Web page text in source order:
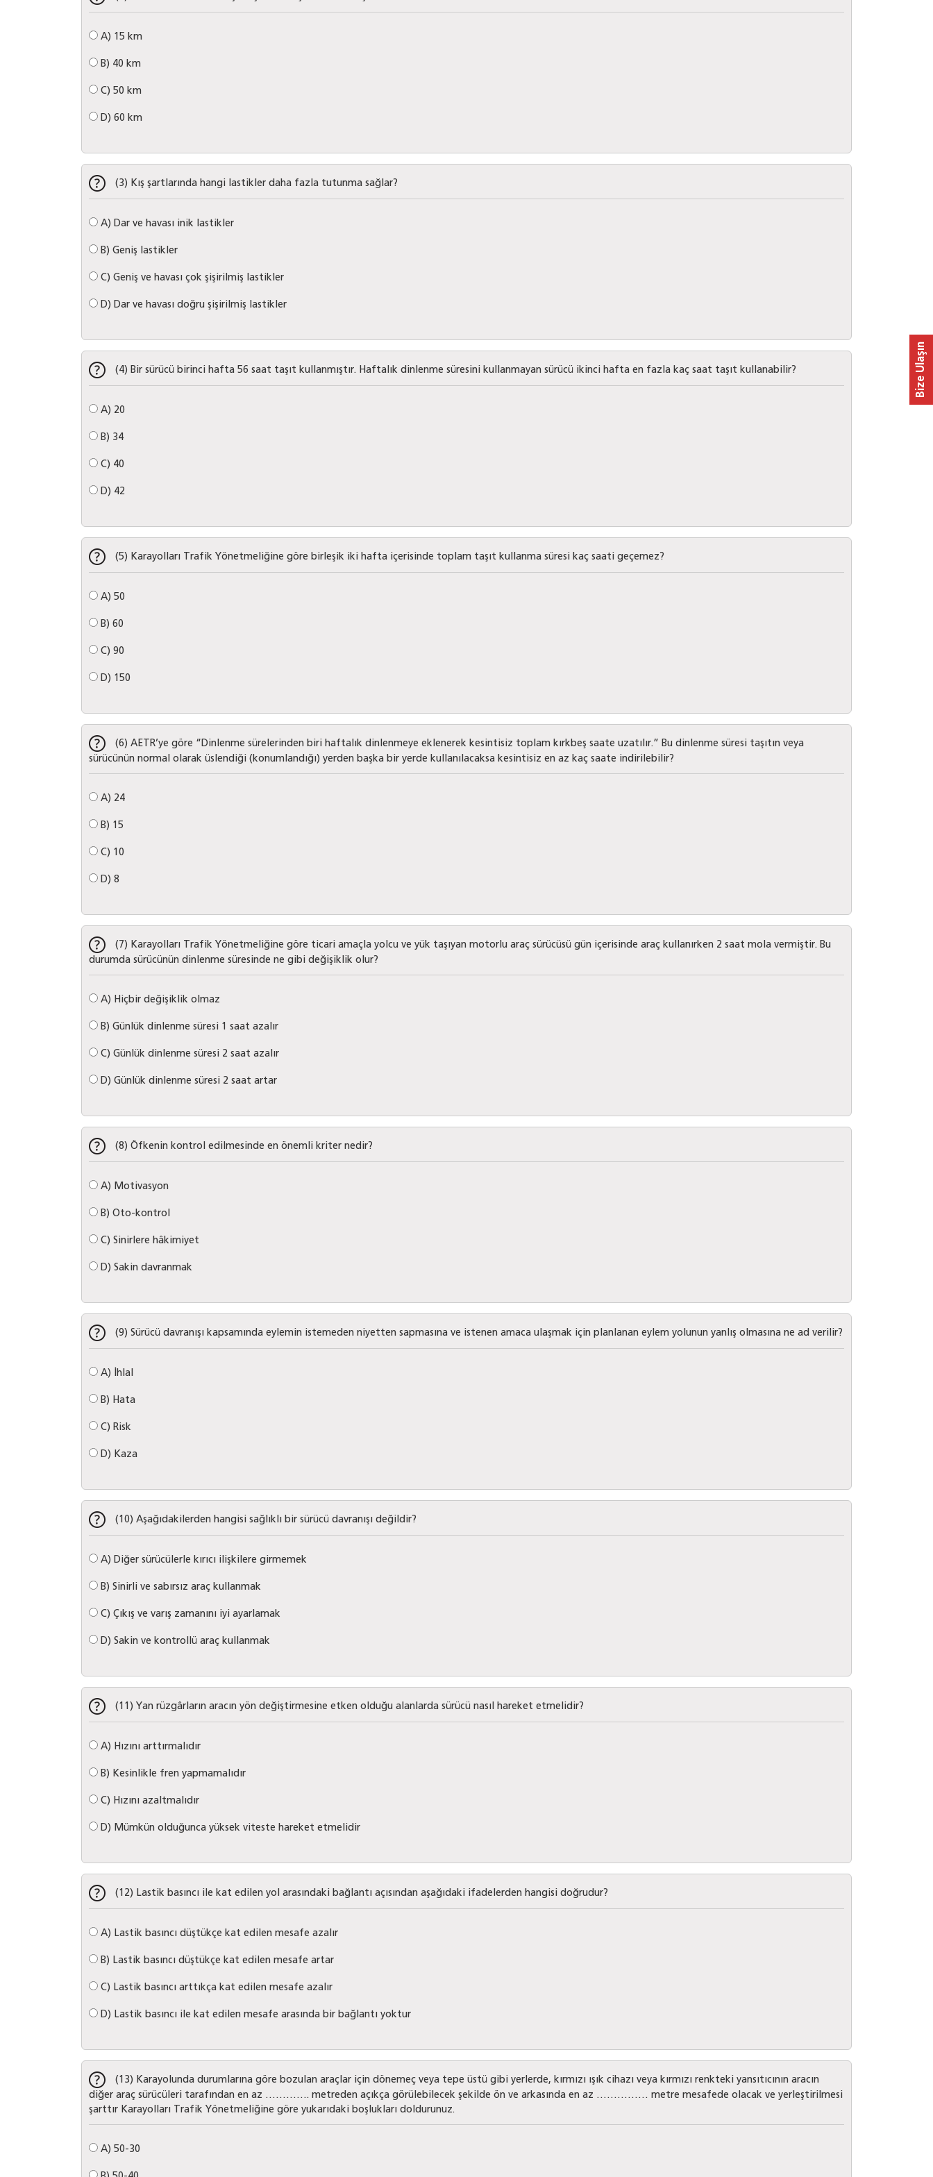
A) 15 km
B) 40 km
C) 50 km
D) 60 km
(3) Kış şartlarında hangi lastikler daha fazla tutunma sağlar?
A) Dar ve havası inik lastikler
B) Geniş lastikler
C) Geniş ve havası çok şişirilmiş lastikler
D) Dar ve havası doğru şişirilmiş lastikler
(4) Bir sürücü birinci hafta 56 saat taşıt kullanmıştır. Haftalık dinlenme süresini kullanmayan sürücü ikinci hafta en fazla kaç saat taşıt kullanabilir?
A) 20
B) 34
C) 40
D) 42
(5) Karayolları Trafik Yönetmeliğine göre birleşik iki hafta içerisinde toplam taşıt kullanma süresi kaç saati geçemez?
A) 50
B) 60
C) 90
D) 150
(6) AETR’ye göre “Dinlenme sürelerinden biri haftalık dinlenmeye eklenerek kesintisiz toplam kırkbeş saate uzatılır.” Bu dinlenme süresi taşıtın veya
sürücünün normal olarak üslendiği (konumlandığı) yerden başka bir yerde kullanılacaksa kesintisiz en az kaç saate indirilebilir?
A) 24
B) 15
C) 10
D) 8
(7) Karayolları Trafik Yönetmeliğine göre ticari amaçla yolcu ve yük taşıyan motorlu araç sürücüsü gün içerisinde araç kullanırken 2 saat mola vermiştir. Bu
durumda sürücünün dinlenme süresinde ne gibi değişiklik olur?
A) Hiçbir değişiklik olmaz
B) Günlük dinlenme süresi 1 saat azalır
C) Günlük dinlenme süresi 2 saat azalır
D) Günlük dinlenme süresi 2 saat artar
(8) Öfkenin kontrol edilmesinde en önemli kriter nedir?
A) Motivasyon
B) Oto-kontrol
C) Sinirlere hâkimiyet
D) Sakin davranmak
(9) Sürücü davranışı kapsamında eylemin istemeden niyetten sapmasına ve istenen amaca ulaşmak için planlanan eylem yolunun yanlış olmasına ne ad verilir?
A) İhlal
B) Hata
C) Risk
D) Kaza
(10) Aşağıdakilerden hangisi sağlıklı bir sürücü davranışı değildir?
A) Diğer sürücülerle kırıcı ilişkilere girmemek
B) Sinirli ve sabırsız araç kullanmak
C) Çıkış ve varış zamanını iyi ayarlamak
D) Sakin ve kontrollü araç kullanmak
(11) Yan rüzgârların aracın yön değiştirmesine etken olduğu alanlarda sürücü nasıl hareket etmelidir?
A) Hızını arttırmalıdır
B) Kesinlikle fren yapmamalıdır
C) Hızını azaltmalıdır
D) Mümkün olduğunca yüksek viteste hareket etmelidir
(12) Lastik basıncı ile kat edilen yol arasındaki bağlantı açısından aşağıdaki ifadelerden hangisi doğrudur?
A) Lastik basıncı düştükçe kat edilen mesafe azalır
B) Lastik basıncı düştükçe kat edilen mesafe artar
C) Lastik basıncı arttıkça kat edilen mesafe azalır
D) Lastik basıncı ile kat edilen mesafe arasında bir bağlantı yoktur
(13) Karayolunda durumlarına göre bozulan araçlar için dönemeç veya tepe üstü gibi yerlerde, kırmızı ışık cihazı veya kırmızı renkteki yansıtıcının aracın
diğer araç sürücüleri tarafından en az …………. metreden açıkça görülebilecek şekilde ön ve arkasında en az …………… metre mesafede olacak ve yerleştirilmesi
şarttır Karayolları Trafik Yönetmeliğine göre yukarıdaki boşlukları doldurunuz.
A) 50-30
Bize Ulaşın